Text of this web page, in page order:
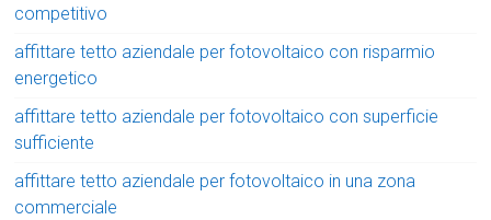
competitivo
affittare tetto aziendale per fotovoltaico con risparmio
energetico
affittare tetto aziendale per fotovoltaico con superficie
sufficiente
affittare tetto aziendale per fotovoltaico in una zona
commerciale